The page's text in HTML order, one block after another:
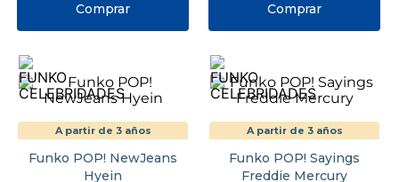
Comprar Comprar
A partir de 3 años
Funko POP! NewJeans
Hyein
A partir de 3 años
Funko POP! Sayings
Freddie Mercury